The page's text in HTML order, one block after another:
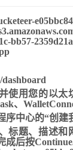
使用您的以太
、
序中心的“创建
标题、描述和
成后按Continue